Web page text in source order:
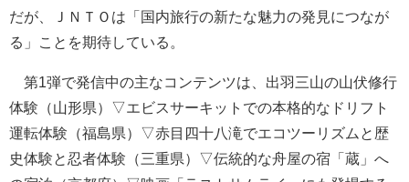
だが、ＪＮＴＯは「国内旅行の新たな魅力の発見につなが
る」ことを期待している。
第1弾で発信中の主なコンテンツは、出羽三山の山伏修行
体験（山形県）▽エビスサーキットでの本格的なドリフト
運転体験（福島県）▽赤目四十八滝でエコツーリズムと歴
史体験と忍者体験（三重県）▽伝統的な舟屋の宿「蔵」へ